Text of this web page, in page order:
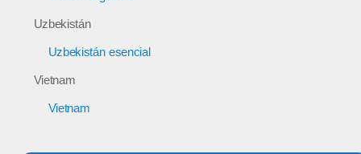
Uzbekistán
Uzbekistán esencial
Vietnam
Vietnam